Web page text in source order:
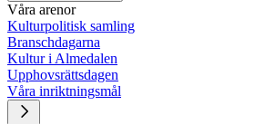
Våra arenor
Kulturpolitisk samling
Branschdagarna
Kultur i Almedalen
Upphovsrättsdagen
Våra inriktningsmål